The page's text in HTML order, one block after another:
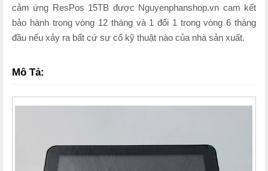
cảm ứng ResPos 15TB được Nguyenphanshop.vn cam kết
bảo hành trong vòng 12 tháng và 1 đổi 1 trong vòng 6 tháng
đầu nếu xảy ra bất cứ sự cố kỹ thuật nào của nhà sản xuất.
Mô Tả: